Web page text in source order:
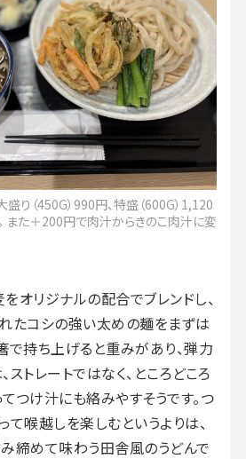
盛り（450G）990円、特盛（600G）1,120
た＋200円で肉汁からきのこ肉汁に変
オリジナルの配合でブレンドし、
たコシの強い太めの麺をまずは
で持ち上げると重みがあり、弾力
トレートではなく、ところどころ
つけ汁にも絡みやすそうです。つ
て喉越しを楽しむというよりは、
締めて味わう田舎風のうどんで